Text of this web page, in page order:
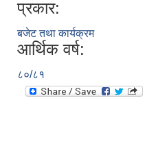
प्रकार:
बजेट तथा कार्यक्रम
आर्थिक वर्ष:
८०/८१